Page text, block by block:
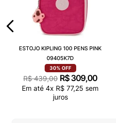
ESTOJO KIPLING 100 PENS PINK
09405K7D
30% OFF
R$ 439,00 R$ 309,00
Em até 4x R$ 77,25 sem
juros